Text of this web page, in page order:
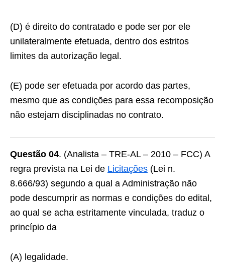
(D) é direito do contratado e pode ser por ele
unilateralmente efetuada, dentro dos estritos
limites da autorização legal.
(E) pode ser efetuada por acordo das partes,
mesmo que as condições para essa recomposição
não estejam disciplinadas no contrato.
Questão 04. (Analista – TRE-AL – 2010 – FCC) A
regra prevista na Lei de Licitações (Lei n.
8.666/93) segundo a qual a Administração não
pode descumprir as normas e condições do edital,
ao qual se acha estritamente vinculada, traduz o
princípio da
(A) legalidade.